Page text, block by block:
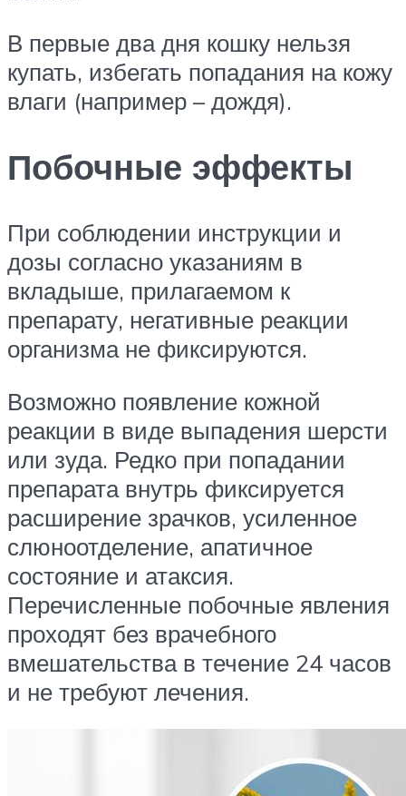
В первые два дня кошку нельзя
купать, избегать попадания на кожу
влаги (например – дождя).
Побочные эффекты
При соблюдении инструкции и
дозы согласно указаниям в
вкладыше, прилагаемом к
препарату, негативные реакции
организма не фиксируются.
Возможно появление кожной
реакции в виде выпадения шерсти
или зуда. Редко при попадании
препарата внутрь фиксируется
расширение зрачков, усиленное
слюноотделение, апатичное
состояние и атаксия.
Перечисленные побочные явления
проходят без врачебного
вмешательства в течение 24 часов
и не требуют лечения.